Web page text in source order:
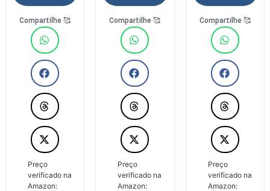
Compartilhe 🥰
Preço
verificado na
Amazon:
Compartilhe 🥰
Preço
verificado na
Amazon:
Compartilhe 🥰
Preço
verificado na
Amazon: